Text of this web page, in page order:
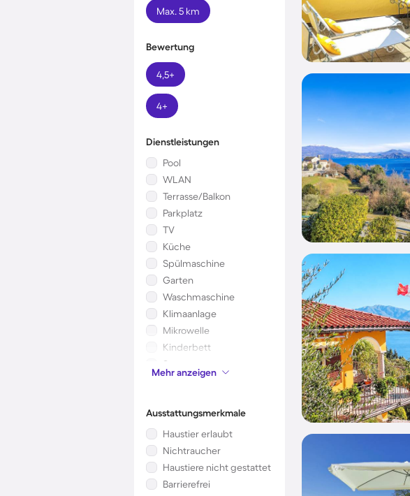
Max. 5 km
Bewertung
4,5+
4+
Dienstleistungen
Pool
WLAN
Terrasse/Balkon
Parkplatz
TV
Küche
Spülmaschine
Garten
Waschmaschine
Klimaanlage
Mikrowelle
Kinderbett
Sauna
Kamin/Ofen
Mehr anzeigen
Ausstattungsmerkmale
Haustier erlaubt
Nichtraucher
Haustiere nicht gestattet
Barrierefrei